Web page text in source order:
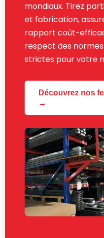
mondiaux. Tirez
et fabrication,
rapport coût-
respect des
strictes pour votre
Découvrez nos
→